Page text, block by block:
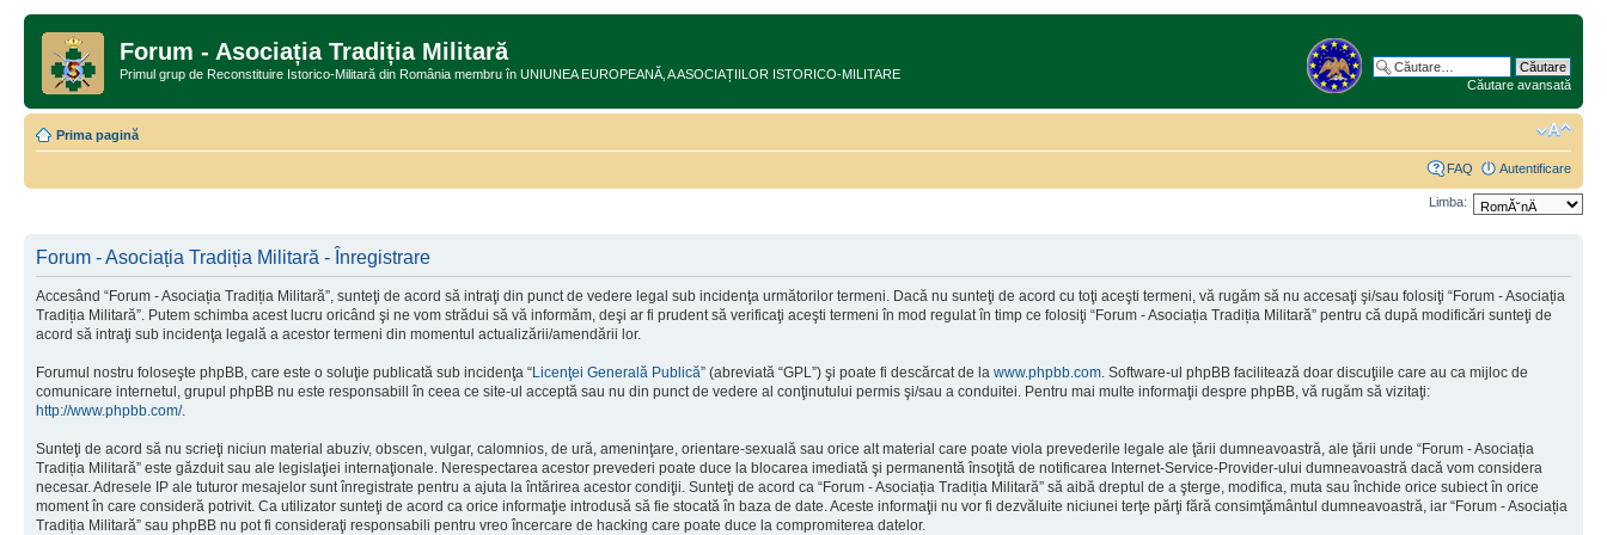
Forum - Asociația Tradiția Militară
Primul grup de Reconstituire Istorico-Militară din România membru în UNIUNEA EUROPEANĂ‚ A ASOCIAȚIILOR ISTORICO-MILITARE
Căutare avansată
Prima pagină
FAQ Autentificare
Limba:
Forum - Asociația Tradiția Militară - Înregistrare
Accesând “Forum - Asociația Tradiția Militară”, sunteţi de acord să intraţi din punct de vedere legal sub incidenţa următorilor termeni. Dacă nu sunteţi de acord cu toţi aceşti termeni, vă rugăm să nu accesaţi şi/sau folosiţi “Forum - Asociația
Tradiția Militară”. Putem schimba acest lucru oricând şi ne vom strădui să vă informăm, deşi ar fi prudent să verificaţi aceşti termeni în mod regulat în timp ce folosiţi “Forum - Asociația Tradiția Militară” pentru că după modificări sunteţi de
acord să intraţi sub incidenţa legală a acestor termeni din momentul actualizării/amendării lor.
Forumul nostru foloseşte phpBB, care este o soluţie publicată sub incidenţa “Licenţei Generală Publică” (abreviată “GPL”) şi poate fi descărcat de la www.phpbb.com. Software-ul phpBB facilitează doar discuţiile care au ca mijloc de
comunicare internetul, grupul phpBB nu este responsabill în ceea ce site-ul acceptă sau nu din punct de vedere al conţinutului permis şi/sau a conduitei. Pentru mai multe informaţii despre phpBB, vă rugăm să vizitaţi:
http://www.phpbb.com/.
Sunteţi de acord să nu scrieţi niciun material abuziv, obscen, vulgar, calomnios, de ură, ameninţare, orientare-sexuală sau orice alt material care poate viola prevederile legale ale ţării dumneavoastră, ale ţării unde “Forum - Asociația
Tradiția Militară” este găzduit sau ale legislaţiei internaţionale. Nerespectarea acestor prevederi poate duce la blocarea imediată şi permanentă însoţită de notificarea Internet-Service-Provider-ului dumneavoastră dacă vom considera
necesar. Adresele IP ale tuturor mesajelor sunt înregistrate pentru a ajuta la întărirea acestor condiţii. Sunteţi de acord ca “Forum - Asociația Tradiția Militară” să aibă dreptul de a şterge, modifica, muta sau închide orice subiect în orice
moment în care consideră potrivit. Ca utilizator sunteţi de acord ca orice informaţie introdusă să fie stocată în baza de date. Aceste informaţii nu vor fi dezvăluite niciunei terţe părţi fără consimţământul dumneavoastră, iar “Forum - Asociația
Tradiția Militară” sau phpBB nu pot fi consideraţi responsabili pentru vreo încercare de hacking care poate duce la compromiterea datelor.